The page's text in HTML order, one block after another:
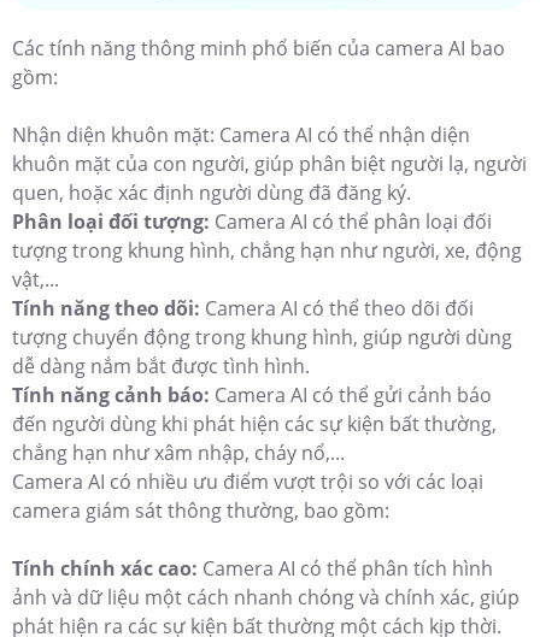
Các tính năng thông minh phổ biến của camera AI bao
gồm:
Nhận diện khuôn mặt: Camera AI có thể nhận diện
khuôn mặt của con người, giúp phân biệt người lạ, người
quen, hoặc xác định người dùng đã đăng ký.
Phân loại đối tượng: Camera AI có thể phân loại đối
tượng trong khung hình, chẳng hạn như người, xe, động
vật,...
Tính năng theo dõi: Camera AI có thể theo dõi đối
tượng chuyển động trong khung hình, giúp người dùng
dễ dàng nắm bắt được tình hình.
Tính năng cảnh báo: Camera AI có thể gửi cảnh báo
đến người dùng khi phát hiện các sự kiện bất thường,
chẳng hạn như xâm nhập, cháy nổ,...
Camera AI có nhiều ưu điểm vượt trội so với các loại
camera giám sát thông thường, bao gồm:
Tính chính xác cao: Camera AI có thể phân tích hình
ảnh và dữ liệu một cách nhanh chóng và chính xác, giúp
phát hiện ra các sự kiện bất thường một cách kịp thời.